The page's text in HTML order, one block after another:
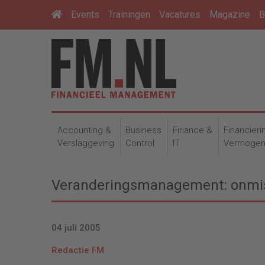
Events Trainingen Vacatures Magazine
Accounting &
Verslaggeving
Business
Control
Finance &
IT
Vermogen
Veranderingsmanagement:
04 juli 2005
Redactie FM